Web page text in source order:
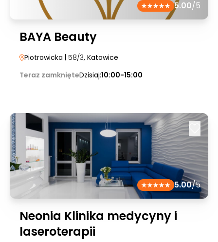
5.00/5
BAYA Beauty
Piotrowicka | 58/3, Katowice
Teraz zamknięteDzisiaj:10:00-15:00
5.00/5
Neonia Klinika medycyny i
laseroterapii